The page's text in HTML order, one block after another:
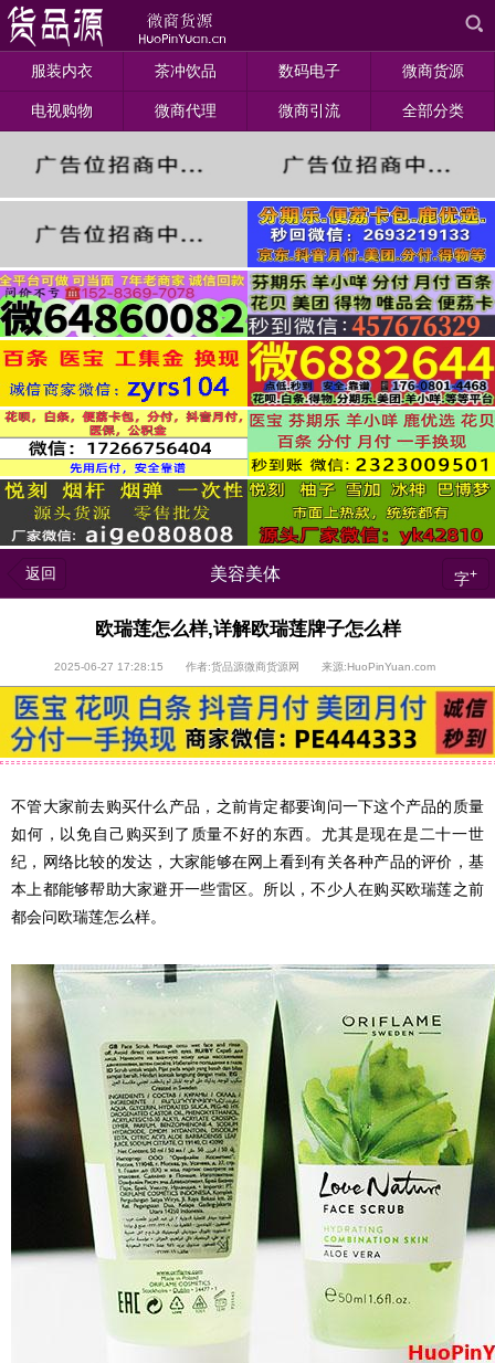
服装内衣 茶冲饮品 数码电子 微商货源
电视购物 微商代理 微商引流 全部分类
返回 美容美体 字+
欧瑞莲怎么样,详解欧瑞莲牌子怎么样
2025-06-27 17:28:15 作者:货品源微商货源网 来源:HuoPinYuan.com
不管大家前去购买什么产品，之前肯定都要询问一下这个产品的质量
如何，以免自己购买到了质量不好的东西。尤其是现在是二十一世
纪，网络比较的发达，大家能够在网上看到有关各种产品的评价，基
本上都能够帮助大家避开一些雷区。所以，不少人在购买欧瑞莲之前
都会问欧瑞莲怎么样。